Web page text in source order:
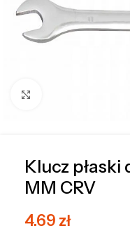
Klucz płaski
MM CRV
4,69 zł